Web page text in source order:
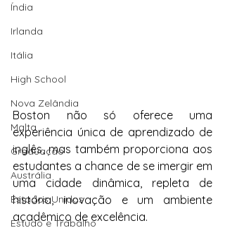
Índia
Irlanda
Itália
High School
Nova Zelândia
Malta
Graduação
Austrália
Estados Unidos
Estudo e Trabalho
Boston não só oferece uma
experiência única de aprendizado de
inglês, mas também proporciona aos
estudantes a chance de se imergir em
uma cidade dinâmica, repleta de
história, inovação e um ambiente
acadêmico de excelência.